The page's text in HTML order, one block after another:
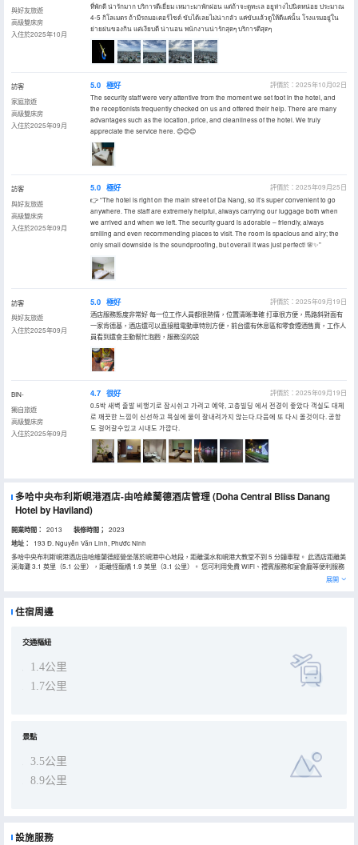
與好友旅遊
高級雙床房
入住於2025年10月
ที่พักดี น่ารักมาก บริการดีเยี่ยม เหมาะมาพักผ่อน แต่ถ้าจะดูทะเล อยูห่างไปนิดหน่อย ประมาณ
4-5 กิโลเมตร ถ้ามีรถมอเตอร์ไซด์ ขับได้เลยไม่น่ากลัว แค่ขับแล้วดูให้ดีแค่นั้น โรงแรมอยู่ใน
ย่ายฝนของกิน แต่เงียบดี น่านอน พนักงานน่ารักสุดๆ บริการดีสุดๆ
訪客
家庭旅遊
高級雙床房
入住於2025年09月
5.0 極好
評價於：2025年10月02日
The security staff were very attentive from the moment we set foot in the hotel, and
the receptionists frequently checked on us and offered their help. There are many
advantages such as the location, price, and cleanliness of the hotel. We truly
appreciate the service here. 😊😊😊
訪客
與好友旅遊
高級雙床房
入住於2025年09月
5.0 極好
評價於：2025年09月25日
👉 “The hotel is right on the main street of Da Nang, so it’s super convenient to go
anywhere. The staff are extremely helpful, always carrying our luggage both when
we arrived and when we left. The security guard is adorable – friendly, always
smiling and even recommending places to visit. The room is spacious and airy; the
only small downside is the soundproofing, but overall it was just perfect! 🌸✨”
訪客
與好友旅遊
入住於2025年09月
5.0 極好
評價於：2025年09月19日
酒店服務態度非常好 每一位工作人員都很熱情，位置清晰準確 打車很方便，馬路斜對面有
一家肯德基，酒店還可以直接租電動車特別方便，前台還有休息區和零食煙酒售賣，工作人
員看到還會主動幫忙泡麪，服務沒的説
BIN-
獨自旅遊
高級雙床房
入住於2025年09月
4.7 很好
評價於：2025年09月19日
0.5박 새벽 출발 비행기로 잠시쉬고 가려고 예약, 고층빌딩 에서 전경이 좋았다 객실도 대체
로 깨끗한 느낌이 신선하고 욕실에 물이 잘내려가지 않는다.다음에 또 다시 올것이다. 공항
도 걸어갈수있고 시내도 가깝다.
多哈中央布利斯峴港酒店-由哈維蘭德酒店管理(Doha Central Bliss Danang
Hotel by Haviland)
開業時間： 2013 装修時間； 2023
地址：
193 Đ. Nguyễn Văn Linh, Phước Ninh
多哈中央布利斯峴港酒店由哈維蘭德經營坐落於峴港中心地段，距離漢水和峴港大教堂不到 5 分鐘車程。 此酒店距離美
溪海灘 3.1 英里（5.1 公里），距離怪龍橋 1.9 英里（3.1 公里）。 您可利用免費 WiFi、禮賓服務和宴會廳等便利服務
和設施。 特色服務/設施包括快速入住、乾洗/洗衣服務和24 小時前台服務。酒店提供免費自助停車。 有 64 間空調客房
提供平板電視；您定能在旅途中找到家的舒適。提供免費無線網絡，方便您與朋友保持聯繫；有線頻道可滿足您的娛樂
展開
住宿周邊
交通樞紐
1.4公里
1.7公里
景點
3.5公里
8.9公里
設施服務